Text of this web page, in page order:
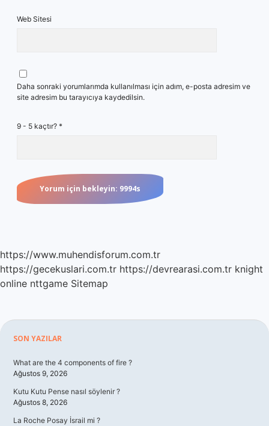
Web Sitesi
Daha sonraki yorumlarımda kullanılması için adım, e-posta adresim ve
site adresim bu tarayıcıya kaydedilsin.
9 - 5 kaçtır? *
https://www.muhendisforum.com.tr
https://gecekuslari.com.tr https://devrearasi.com.tr knight
online nttgame Sitemap
Sidebar
SON YAZILAR
What are the 4 components of fire ?
Ağustos 9, 2026
Kutu Kutu Pense nasıl söylenir ?
Ağustos 8, 2026
La Roche Posay İsrail mi ?